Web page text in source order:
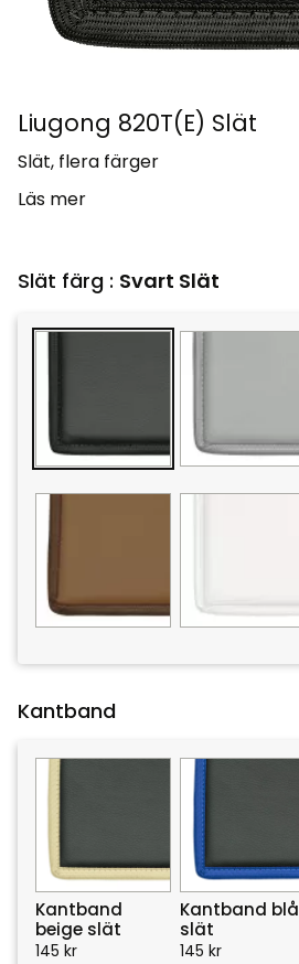
Liugong 820T(E) Slät
Slät, flera färger
Läs mer
Slät färg : Svart Slät
Kantband
Kantband
beige slät
145 kr
Kantband blå
slät
145 kr